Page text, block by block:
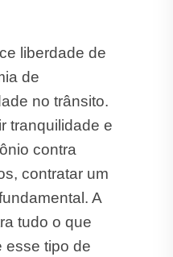
liberdade de
de
no trânsito.
tranquilidade e
contra
contratar um
A
tudo o que
esse tipo de